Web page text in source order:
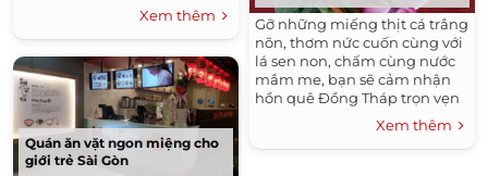
Xem thêm
Quán ăn vặt ngon miệng cho
giới trẻ Sài Gòn
Gỡ những miếng thịt cá trắng
nõn, thơm nức cuốn cùng với
lá sen non, chấm cùng nước
mắm me, bạn sẽ cảm nhận
hồn quê Đồng Tháp trọn vẹn
khi thưởng thức món ăn.
Xem thêm